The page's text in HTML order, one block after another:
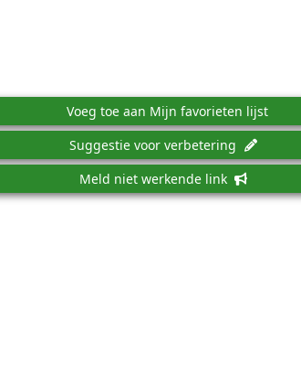
Voeg toe aan Mijn favorieten lijst
Suggestie voor verbetering
Meld niet werkende link